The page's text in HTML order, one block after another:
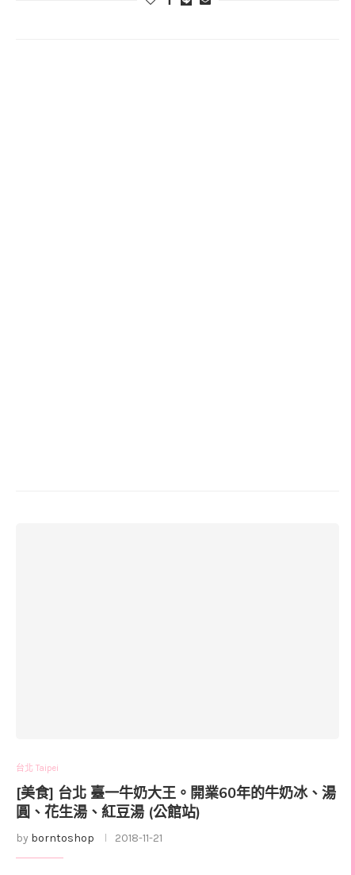
台北 Taipei
[美食] 台北 臺一牛奶大王。開業60年的牛奶冰、湯
圓、花生湯、紅豆湯 (公館站)
by borntoshop 2018-11-21